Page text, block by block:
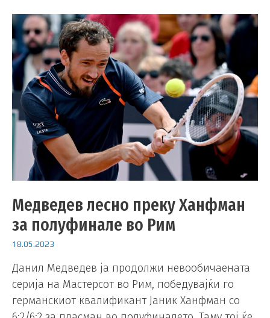
Медведев лесно преку Ханфман
за полуфинале во Рим
18.05.2023
Данил Медведев ја продолжи невообичаената
серија на Мастерсот во Рим, победувајќи го
германскиот квалификант Јаник Ханфман со